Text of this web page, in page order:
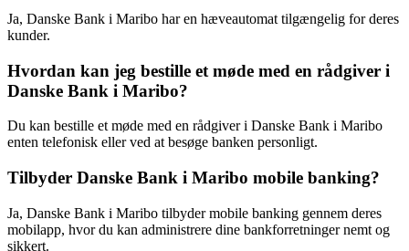
Ja, Danske Bank i Maribo har en hæveautomat tilgængelig for deres
kunder.
Hvordan kan jeg bestille et møde med en rådgiver i
Danske Bank i Maribo?
Du kan bestille et møde med en rådgiver i Danske Bank i Maribo
enten telefonisk eller ved at besøge banken personligt.
Tilbyder Danske Bank i Maribo mobile banking?
Ja, Danske Bank i Maribo tilbyder mobile banking gennem deres
mobilapp, hvor du kan administrere dine bankforretninger nemt og
sikkert.